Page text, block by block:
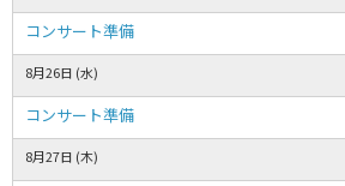
コンサート準備
8月26日 (水)
コンサート準備
8月27日 (木)